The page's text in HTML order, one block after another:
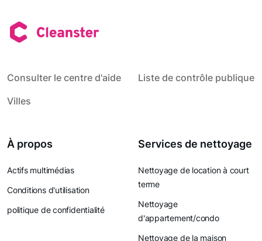
Consulter le centre d'aide
Liste de contrôle publique
Villes
À propos
Actifs multimédias
Conditions d'utilisation
politique de confidentialité
Services de nettoyage
Nettoyage de location à court
terme
Nettoyage
d'appartement/condo
Nettoyage de la maison